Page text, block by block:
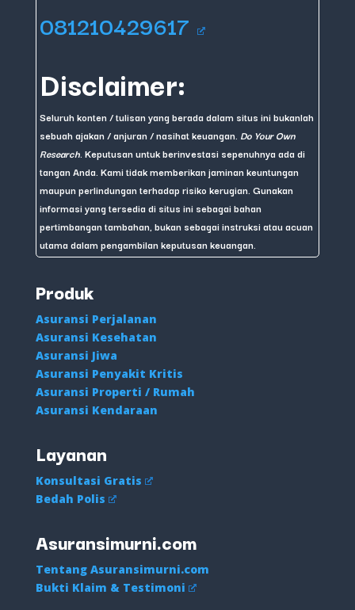
081210429617
Disclaimer:
Seluruh konten / tulisan yang berada dalam situs ini bukanlah
sebuah ajakan / anjuran / nasihat keuangan. Do Your Own
Research . Keputusan untuk berinvestasi sepenuhnya ada di
tangan Anda. Kami tidak memberikan jaminan keuntungan
maupun perlindungan terhadap risiko kerugian. Gunakan
informasi yang tersedia di situs ini sebagai bahan
pertimbangan tambahan, bukan sebagai instruksi atau acuan
utama dalam pengambilan keputusan keuangan.
Produk
Asuransi Perjalanan
Asuransi Kesehatan
Asuransi Jiwa
Asuransi Penyakit Kritis
Asuransi Properti / Rumah
Asuransi Kendaraan
Layanan
Konsultasi Gratis
Bedah Polis
Asuransimurni.com
Tentang Asuransimurni.com
Bukti Klaim & Testimoni